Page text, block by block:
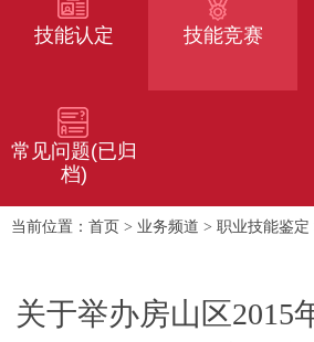
技能认定 技能竞赛
常见问题(已归
档)
当前位置： 首页 > 业务频道 > 职业技能鉴定
关于举办房山区2015